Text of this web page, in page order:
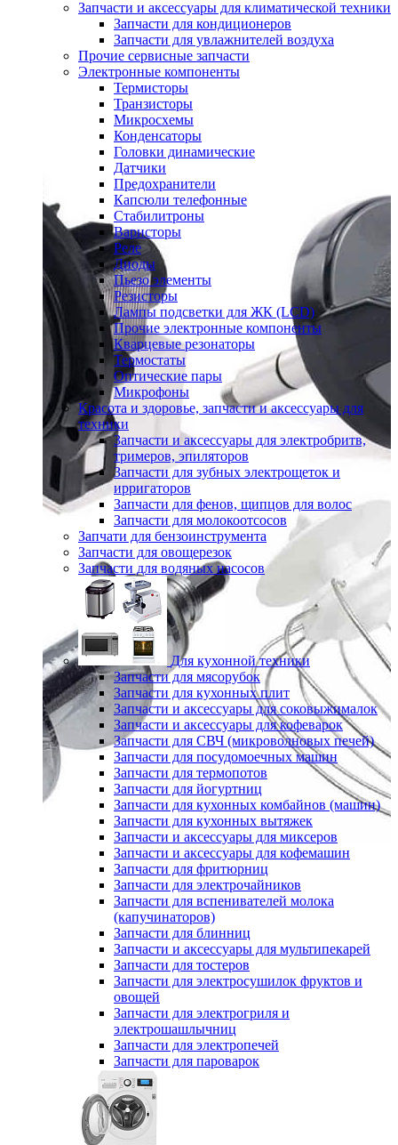
Запчасти и аксессуары для климатической техники
Запчасти для кондиционеров
Запчасти для увлажнителей воздуха
Прочие сервисные запчасти
Электронные компоненты
Термисторы
Транзисторы
Микросхемы
Конденсаторы
Головки динамические
Датчики
Предохранители
Капсюли телефонные
Стабилитроны
Варисторы
Реле
Диоды
Пьезо элементы
Резисторы
Лампы подсветки для ЖК (LCD)
Прочие электронные компоненты
Кварцевые резонаторы
Термостаты
Оптические пары
Микрофоны
Красота и здоровье, запчасти и аксессуары для
техники
Запчасти и аксессуары для электробритв,
тримеров, эпиляторов
Запчасти для зубных электрощеток и
ирригаторов
Запчасти для фенов, щипцов для волос
Запчасти для молокоотсосов
Запчати для бензоинструмента
Запчасти для овощерезок
Запчасти для водяных насосов
Для кухонной техники
Запчасти для мясорубок
Запчасти для кухонных плит
Запчасти и аксессуары для соковыжималок
Запчасти и аксессуары для кофеварок
Запчасти для СВЧ (микроволновых печей)
Запчасти для посудомоечных машин
Запчасти для термопотов
Запчасти для йогуртниц
Запчасти для кухонных комбайнов (машин)
Запчасти для кухонных вытяжек
Запчасти и аксессуары для миксеров
Запчасти и аксессуары для кофемашин
Запчасти для фритюрниц
Запчасти для электрочайников
Запчасти для вспенивателей молока
(капучинаторов)
Запчасти для блинниц
Запчасти и аксессуары для мультипекарей
Запчасти для тостеров
Запчасти для электросушилок фруктов и
овощей
Запчасти для электрогриля и
электрошашлычниц
Запчасти для электропечей
Запчасти для пароварок